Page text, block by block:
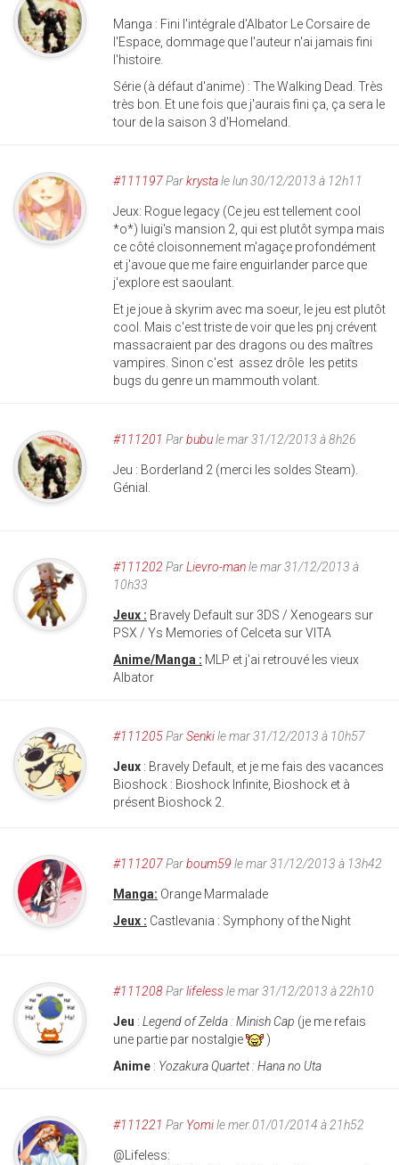
Manga : Fini l'intégrale d'Albator Le Corsaire de
l'Espace, dommage que l'auteur n'ai jamais fini
l'histoire.
Série (à défaut d'anime) : The Walking Dead. Très
très bon. Et une fois que j'aurais fini ça, ça sera le
tour de la saison 3 d'Homeland.
#111197Parkrystale lun 30/12/2013 à 12h11
Jeux: Rogue legacy (Ce jeu est tellement cool
*o*) luigi's mansion 2, qui est plutôt sympa mais
ce côté cloisonnement m'agaçe profondément
et j'avoue que me faire enguirlander parce que
j'explore est saoulant.
Et je joue à skyrim avec ma soeur, le jeu est plutôt
cool. Mais c'est triste de voir que les pnj crévent
massacraient par des dragons ou des maîtres
vampires. Sinon c'est assez drôle les petits
bugs du genre un mammouth volant.
#111201 Parbubule mar 31/12/2013 à 8h26
Jeu : Borderland 2 (merci les soldes Steam).
Génial.
#111202 ParLievro-manle mar 31/12/2013 à
10h33
Jeux : Bravely Default sur 3DS / Xenogears sur
PSX / Ys Memories of Celceta sur VITA
Anime/Manga : MLP et j'ai retrouvé les vieux
Albator
#111205ParSenkile mar 31/12/2013 à 10h57
Jeux : Bravely Default, et je me fais des vacances
Bioshock : Bioshock Infinite, Bioshock et à
présent Bioshock 2.
#111207Parboum59 le mar 31/12/2013 à 13h42
Manga: Orange Marmalade
Jeux : Castlevania : Symphony of the Night
#111208Parlifelessle mar 31/12/2013 à 22h10
Jeu : Legend of Zelda : Minish Cap (je me refais
une partie par nostalgie
)
Anime : Yozakura Quartet : Hana no Uta
#111221 Par Yomile mer 01/01/2014 à 21h52
@Lifeless: